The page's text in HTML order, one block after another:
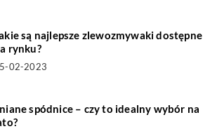
są najlepsze zlewozmywaki dostępne
rynku?
02-2023
spódnice – czy to idealny wybór na